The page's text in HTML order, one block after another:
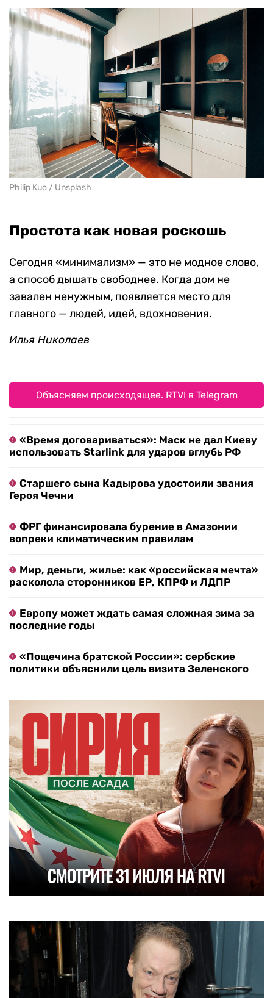
Philip Kuo / Unsplash
Простота как новая роскошь
Сегодня «минимализм» — это не модное слово,
а способ дышать свободнее. Когда дом не
завален ненужным, появляется место для
главного — людей, идей, вдохновения.
Илья Николаев
Объясняем происходящее. RTVI в Telegram
«Время договариваться»: Маск не дал Киеву
использовать Starlink для ударов вглубь РФ
Старшего сына Кадырова удостоили звания
Героя Чечни
ФРГ финансировала бурение в Амазонии
вопреки климатическим правилам
Мир, деньги, жилье: как «российская мечта»
расколола сторонников ЕР, КПРФ и ЛДПР
Европу может ждать самая сложная зима за
последние годы
«Пощечина братской России»: сербские
политики объяснили цель визита Зеленского